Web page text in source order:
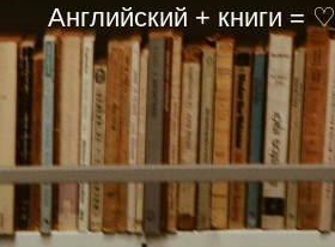
Английский + книги = ♡